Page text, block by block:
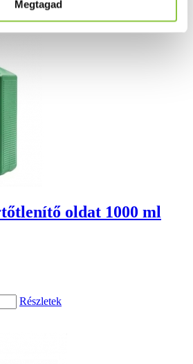
Megtagad
oldat 1000 ml
Részletek